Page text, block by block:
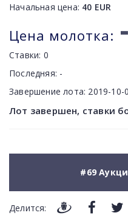
Начальная цена: 40 EUR
Цена молотка: -
Ставки: 0
Последняя: -
Завершение лота: 2019-10-
Лот завершен, ставки
#69
Делится: